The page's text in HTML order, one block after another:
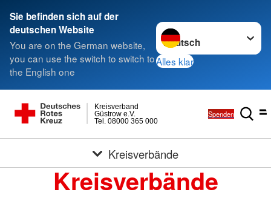
Sie befinden sich auf der
deutschen Website
You are on the German website,
you can use the switch to switch to
the English one
Sprache wechseln zu
Alles klar
Tel. 08000 365 000
Güstrow e.V.
Kreisverband
Spenden
Kreisverbände
Kreisverbände